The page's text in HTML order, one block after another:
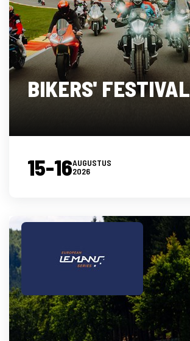
BIKERS' FESTIVAL
15-16AUGUSTUS
2026